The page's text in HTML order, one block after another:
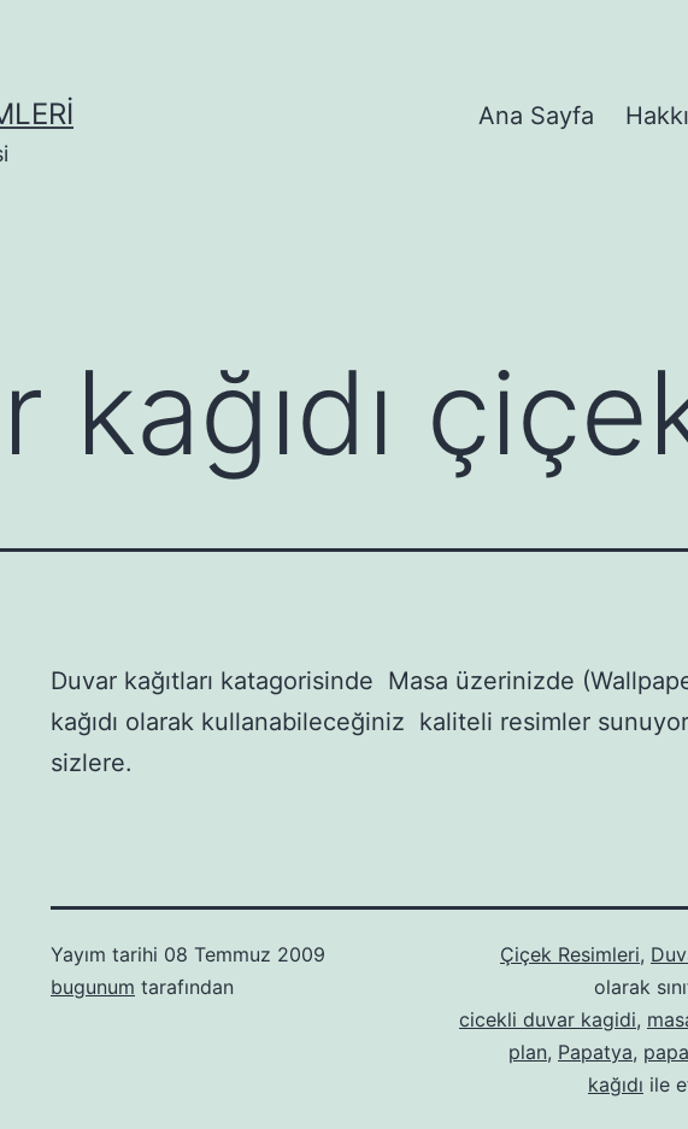
Ana Sayfa
kağıdı
Duvar kağıtları katagorisinde Masa üzerinizde
kağıdı olarak kullanabileceğiniz kaliteli resimler
sizlere.
Yayım tarihi 08 Temmuz 2009
bugunum tarafından
Çiçek Resimleri,
olarak
cicekli duvar kagidi,
plan, Papatya,
kağıdı ile